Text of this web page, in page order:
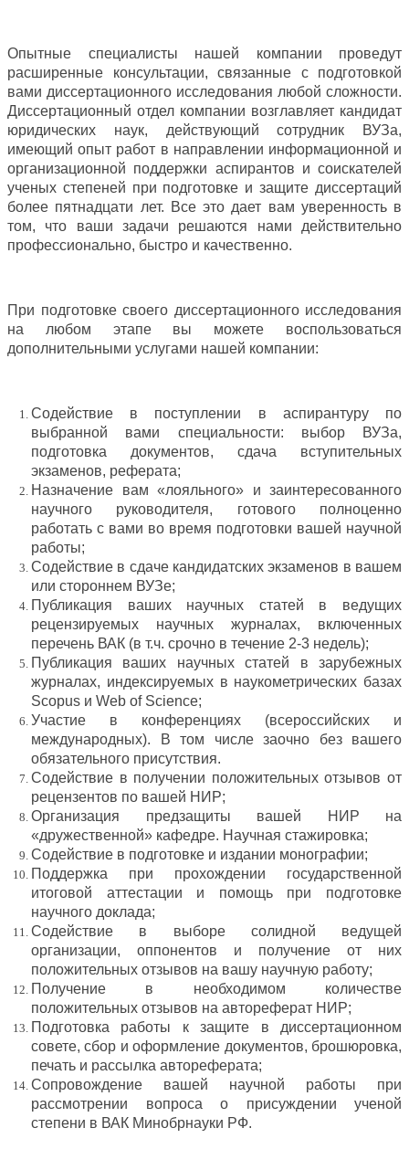
Опытные специалисты нашей компании проведут
расширенные консультации, связанные с подготовкой
вами диссертационного исследования любой сложности.
Диссертационный отдел компании возглавляет кандидат
юридических наук, действующий сотрудник ВУЗа,
имеющий опыт работ в направлении информационной и
организационной поддержки аспирантов и соискателей
ученых степеней при подготовке и защите диссертаций
более пятнадцати лет. Все это дает вам уверенность в
том, что ваши задачи решаются нами действительно
профессионально, быстро и качественно.
При подготовке своего диссертационного исследования
на любом этапе вы можете воспользоваться
дополнительными услугами нашей компании:
Содействие в поступлении в аспирантуру по
выбранной вами специальности: выбор ВУЗа,
подготовка документов, сдача вступительных
экзаменов, реферата;
Назначение вам «лояльного» и заинтересованного
научного руководителя, готового полноценно
работать с вами во время подготовки вашей научной
работы;
Содействие в сдаче кандидатских экзаменов в вашем
или стороннем ВУЗе;
Публикация ваших научных статей в ведущих
рецензируемых научных журналах, включенных
перечень ВАК (в т.ч. срочно в течение 2-3 недель);
Публикация ваших научных статей в зарубежных
журналах, индексируемых в наукометрических базах
Scopus и Web of Sсience;
Участие в конференциях (всероссийских и
международных). В том числе заочно без вашего
обязательного присутствия.
Содействие в получении положительных отзывов от
рецензентов по вашей НИР;
Организация предзащиты вашей НИР на
«дружественной» кафедре. Научная стажировка;
Содействие в подготовке и издании монографии;
Поддержка при прохождении государственной
итоговой аттестации и помощь при подготовке
научного доклада;
Содействие в выборе солидной ведущей
организации, оппонентов и получение от них
положительных отзывов на вашу научную работу;
Получение в необходимом количестве
положительных отзывов на автореферат НИР;
Подготовка работы к защите в диссертационном
совете, сбор и оформление документов, брошюровка,
печать и рассылка автореферата;
Сопровождение вашей научной работы при
рассмотрении вопроса о присуждении ученой
степени в ВАК Минобрнауки РФ.